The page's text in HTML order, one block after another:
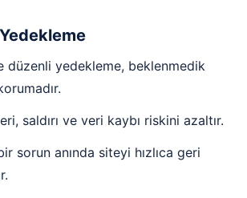
düzenli yedekleme, beklenmedik
saldırı ve veri kaybı riskini azaltır.
sorun anında siteyi hızlıca geri